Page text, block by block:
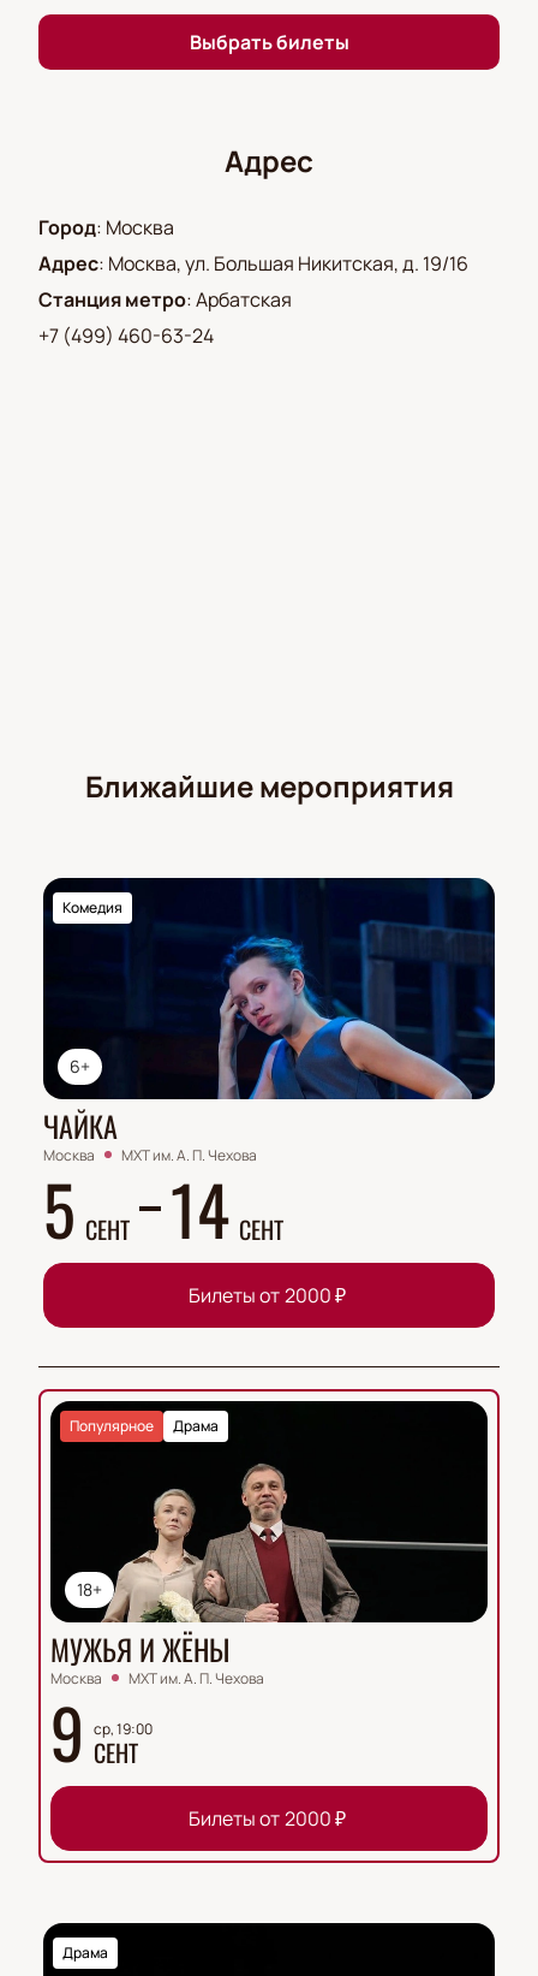
Выбрать билеты
Адрес
Город: Москва
Адрес: Москва, ул. Большая Никитская, д. 19/16
Станция метро:Арбатская
+7 (499) 460-63-24
Ближайшие мероприятия
6+
Комедия
ЧАЙКА
Москва МХТ им. А. П. Чехова
5 СЕНТ 14 СЕНТ
Билеты от 2000₽
18+
Драма
Популярное
МУЖЬЯ И ЖЁНЫ
Москва МХТ им. А. П. Чехова
9 ср, 19:00
СЕНТ
Билеты от 2000₽
Драма